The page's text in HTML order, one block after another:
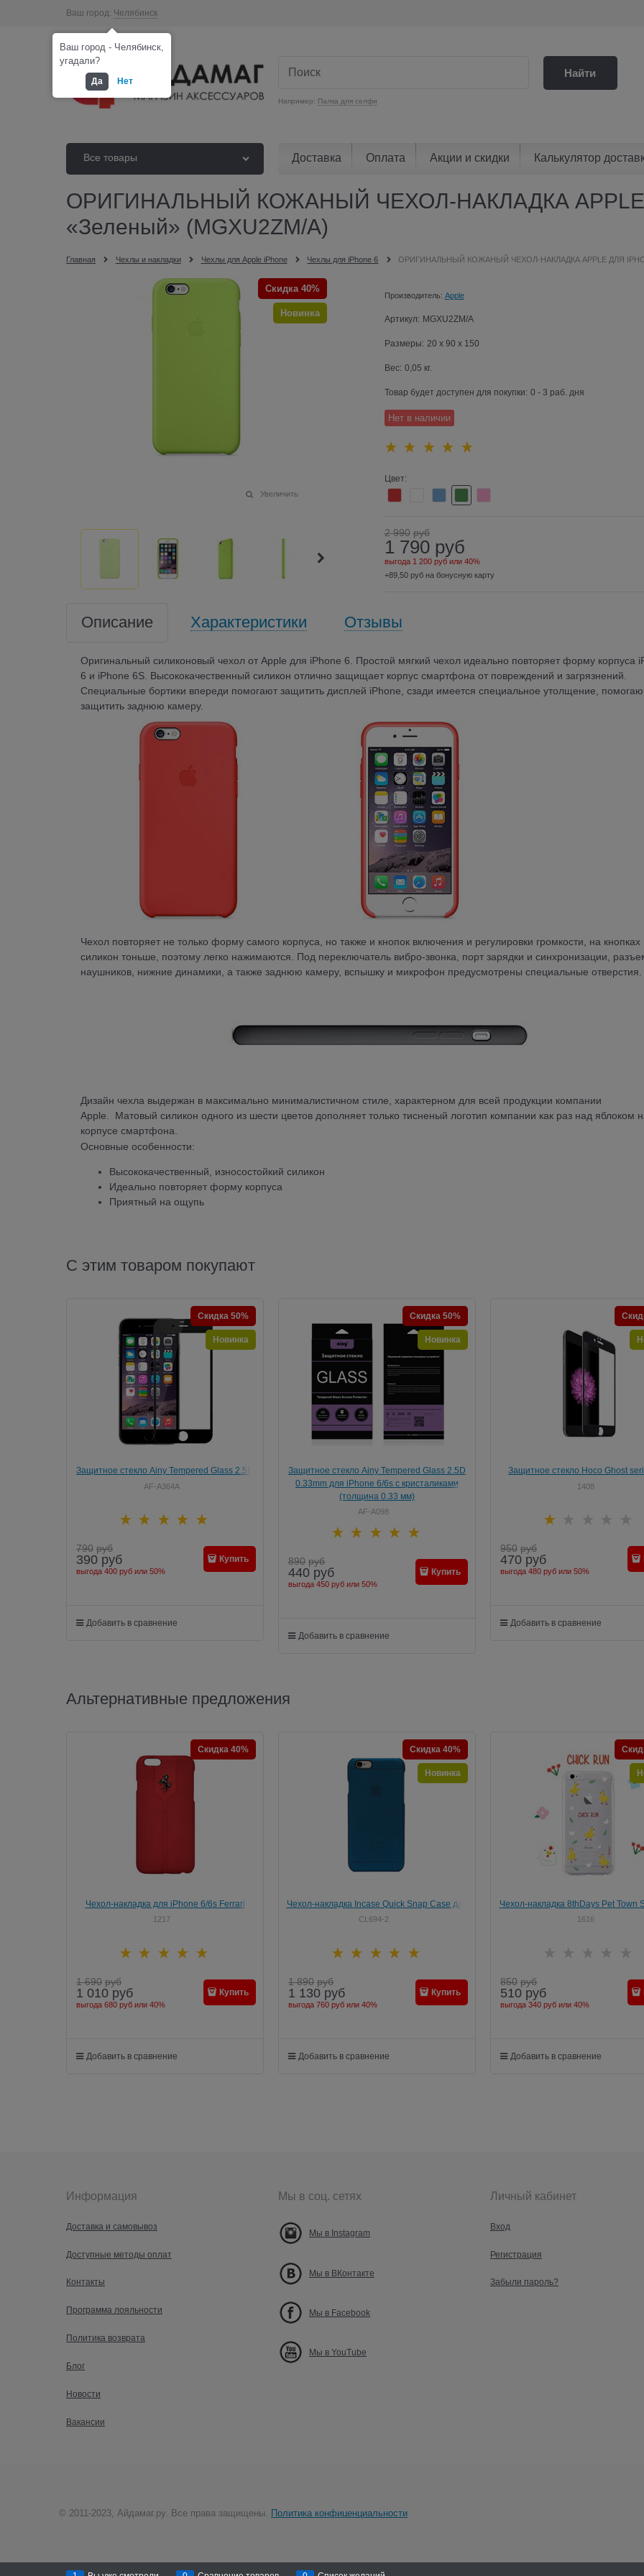
Ваш город: Челябинск
Например: Палка для селфи
Найти
Все товары Доставка Оплата Акции и скидки Калькулятор
ОРИГИНАЛЬНЫЙ КОЖАНЫЙ ЧЕХОЛ-НАКЛАДКА APPLE
«Зеленый» (MGXU2ZM/A)
Главная Чехлы и накладки Чехлы для Apple iPhone Чехлы для iPhone 6 ОРИГИНАЛЬНЫЙ КОЖАНЫЙ ЧЕХОЛ-НАКЛАДКА APPLE ДЛЯ
Скидка 40%
Новинка
Увеличить
Производитель: Apple
Артикул: MGXU2ZM/A
Размеры: 20 x 90 x 150
Вес: 0,05 кг.
Товар будет доступен для покупки: 0 - 3 раб. дня
Нет в наличии
Цвет:
2 990 руб
1 790 руб
выгода 1 200 рубили 40%
+89,50 руб на бонусную карту
Описание Характеристики Отзывы
Оригинальный силиконовый чехол от Apple для iPhone 6. Простой мягкий чехол идеально повторяет форму корпуса
6 и iPhone 6S. Высококачественный силикон отлично защищает корпус смартфона от повреждений и загрязнений.
Специальные бортики впереди помогают защитить дисплей iPhone, сзади имеется специальное утолщение,
защитить заднюю камеру.
Чехол повторяет не только форму самого корпуса, но также и кнопок включения и регулировки громкости, на кнопках
силикон тоньше, поэтому легко нажимаются. Под переключатель вибро-звонка, порт зарядки и синхронизации,
наушников, нижние динамики, а также заднюю камеру, вспышку и микрофон предусмотрены специальные отверстия.
Дизайн чехла выдержан в максимально минималистичном стиле, характерном для всей продукции компании
Apple. Матовый силикон одного из шести цветов дополняет только тисненый логотип компании как раз над яблоком
корпусе смартфона.
Основные особенности:
Высококачественный, износостойкий силикон
Идеально повторяет форму корпуса
Приятный на ощупь
С этим товаром покупают
Защитное стекло Ainy Tempered Glass 2.5D
Full Screen Cover 0.33mm для iPhone 6/6s
AF-A364A
Скидка 50%
Новинка
790 руб
390 руб
выгода 400 руб или 50%
Купить
Добавить в сравнение
Защитное стекло Ainy Tempered Glass 2.5D
0.33mm для iPhone 6/6s с кристаликами
(толщина 0.33 мм)
AF-A098
Скидка 50%
Новинка
890 руб
440 руб
выгода 450 руб или 50%
Купить
Добавить в сравнение
Защитное стекло Hoco Ghost
Nano Glass 0.15mm для iPhone 6/
1408
950 руб
470 руб
выгода 480 руб или 50%
Добавить в сравнение
Альтернативные предложения
Чехол-накладка для iPhone 6/6s Ferrari
Montecarlo Hard
1217
Скидка 40%
1 690 руб
1 010 руб
выгода 680 руб или 40%
Купить
Добавить в сравнение
Чехол-накладка Incase Quick Snap Case для
iPhone 6/6s
CL694-2
Скидка 40%
Новинка
1 890 руб
1 130 руб
выгода 760 руб или 40%
Купить
Добавить в сравнение
Чехол-накладка 8thDays Pet Town
mm для Iphone 6/6s
1616
850 руб
510 руб
выгода 340 руб или 40%
Добавить в сравнение
Информация
Доставка и самовывоз
Доступные методы оплат
Контакты
Программа лояльности
Политика возврата
Блог
Новости
Вакансии
Мы в соц. сетях
Мы в Instagram
Мы в ВКонтакте
Мы в Facebook
Мы в YouTube
Личный кабинет
Вход
Регистрация
Забыли пароль?
© 2011-2023, Айдамаг.ру. Все права защищены. Политика конфиценциальности
Ваш город - Челябинск,
угадали?
Да Нет